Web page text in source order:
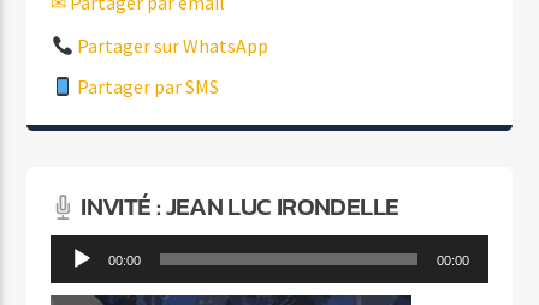
Partager sur WhatsApp
Partager par SMS
INVITÉ : JEAN LUC IRONDELLE
Lecteur
audio
00:00 00:00